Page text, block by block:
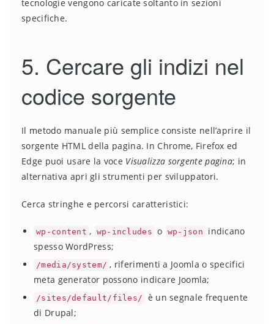
tecnologie vengono caricate soltanto in sezioni
specifiche.
5. Cercare gli indizi nel
codice sorgente
Il metodo manuale più semplice consiste nell’aprire il
sorgente HTML della pagina. In Chrome, Firefox ed
Edge puoi usare la voce Visualizza sorgente pagina; in
alternativa apri gli strumenti per sviluppatori.
Cerca stringhe e percorsi caratteristici:
wp-content , wp-includes o wp-json
indicano
spesso WordPress;
/media/system/ , riferimenti a Joomla o specifici
meta generator possono indicare Joomla;
/sites/default/files/
è un segnale frequente
di Drupal;